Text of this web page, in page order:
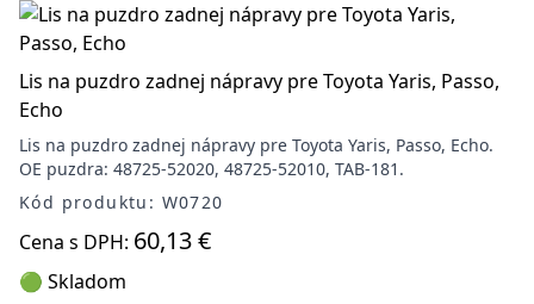
Lis na puzdro zadnej nápravy pre Toyota Yaris, Passo,
Echo
Lis na puzdro zadnej nápravy pre Toyota Yaris, Passo, Echo.
OE puzdra: 48725-52020, 48725-52010, TAB-181.
Kód produktu: W0720
Cena s DPH: 60,13 €
🟢 Skladom